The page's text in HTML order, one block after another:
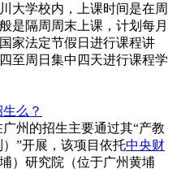
大学校内，上课时间是在周
是隔周周末上课，计划每月
家法定节假日进行课程讲
至周日集中四天进行课程学
么？
州的招生主要通过其“产教
”开展，该项目依托中央财
）研究院（位于广州黄埔